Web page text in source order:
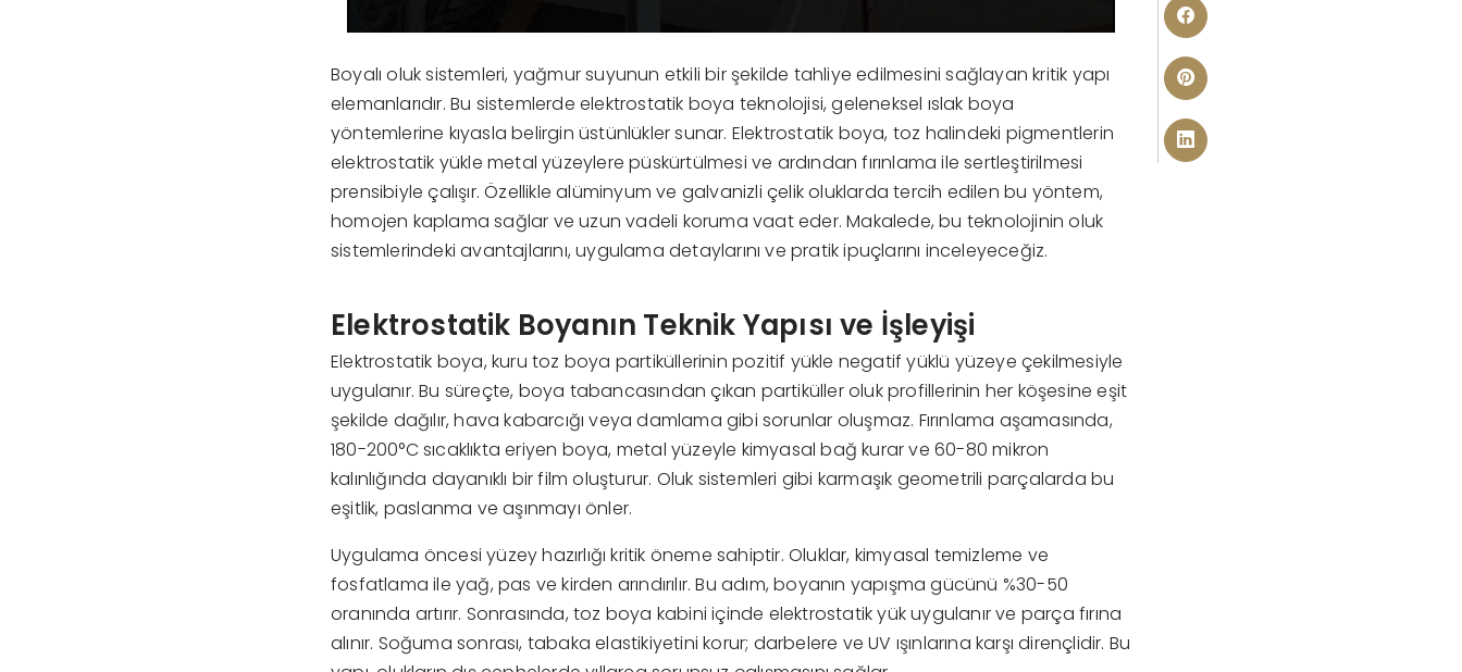
Boyalı oluk sistemleri, yağmur suyunun etkili bir şekilde tahliye edilmesini sağlayan kritik yapı
elemanlarıdır. Bu sistemlerde elektrostatik boya teknolojisi, geleneksel ıslak boya
yöntemlerine kıyasla belirgin üstünlükler sunar. Elektrostatik boya, toz halindeki pigmentlerin
elektrostatik yükle metal yüzeylere püskürtülmesi ve ardından fırınlama ile sertleştirilmesi
prensibiyle çalışır. Özellikle alüminyum ve galvanizli çelik oluklarda tercih edilen bu yöntem,
homojen kaplama sağlar ve uzun vadeli koruma vaat eder. Makalede, bu teknolojinin oluk
sistemlerindeki avantajlarını, uygulama detaylarını ve pratik ipuçlarını inceleyeceğiz.
Elektrostatik Boyanın Teknik Yapısı ve İşleyişi
Elektrostatik boya, kuru toz boya partiküllerinin pozitif yükle negatif yüklü yüzeye çekilmesiyle
uygulanır. Bu süreçte, boya tabancasından çıkan partiküller oluk profillerinin her köşesine eşit
şekilde dağılır, hava kabarcığı veya damlama gibi sorunlar oluşmaz. Fırınlama aşamasında,
180-200°C sıcaklıkta eriyen boya, metal yüzeyle kimyasal bağ kurar ve 60-80 mikron
kalınlığında dayanıklı bir film oluşturur. Oluk sistemleri gibi karmaşık geometrili parçalarda bu
eşitlik, paslanma ve aşınmayı önler.
Uygulama öncesi yüzey hazırlığı kritik öneme sahiptir. Oluklar, kimyasal temizleme ve
fosfatlama ile yağ, pas ve kirden arındırılır. Bu adım, boyanın yapışma gücünü %30-50
oranında artırır. Sonrasında, toz boya kabini içinde elektrostatik yük uygulanır ve parça fırına
alınır. Soğuma sonrası, tabaka elastikiyetini korur; darbelere ve UV ışınlarına karşı dirençlidir. Bu